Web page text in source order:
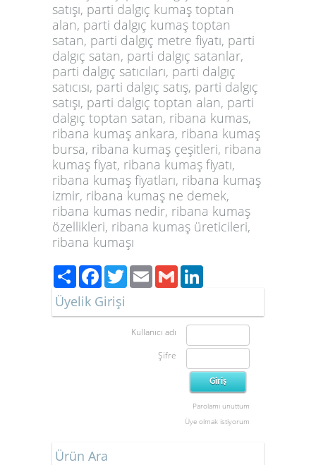
satışı, parti dalgıç kumaş toptan
alan, parti dalgıç kumaş toptan
satan, parti dalgıç metre fiyatı, parti
dalgıç satan, parti dalgıç satanlar,
parti dalgıç satıcıları, parti dalgıç
satıcısı, parti dalgıç satış, parti dalgıç
satışı, parti dalgıç toptan alan, parti
dalgıç toptan satan, ribana kumas,
ribana kumaş ankara, ribana kumaş
bursa, ribana kumaş çeşitleri, ribana
kumaş fiyat, ribana kumaş fiyatı,
ribana kumaş fiyatları, ribana kumaş
izmir, ribana kumaş ne demek,
ribana kumas nedir, ribana kumaş
özellikleri, ribana kumaş üreticileri,
ribana kumaşı
PaylaşFacebook
TwitterEmailGmail
Üyelik Girişi
Kullanıcı adı
Şifre
Parolamı unuttum
Üye olmak istiyorum
Ürün Ara